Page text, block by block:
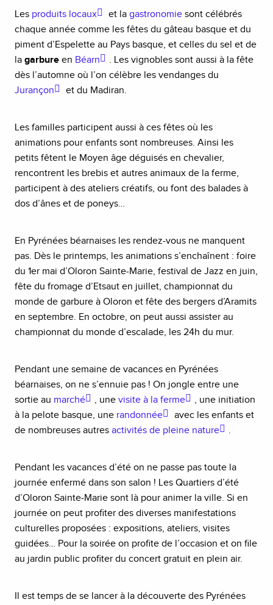
Les produits locaux et la gastronomie sont célébrés
chaque année comme les fêtes du gâteau basque et du
piment d’Espelette au Pays basque, et celles du sel et de
la garbure en Béarn
. Les vignobles sont aussi à la fête
dès l’automne où l’on célèbre les vendanges du
Jurançon
et du Madiran.
Les familles participent aussi à ces fêtes où les
animations pour enfants sont nombreuses. Ainsi les
petits fêtent le Moyen âge déguisés en chevalier,
rencontrent les brebis et autres animaux de la ferme,
participent à des ateliers créatifs, ou font des balades à
dos d’ânes et de poneys…
En Pyrénées béarnaises les rendez-vous ne manquent
pas. Dès le printemps, les animations s’enchaînent : foire
du 1er mai d’Oloron Sainte-Marie, festival de Jazz en juin,
fête du fromage d’Etsaut en juillet, championnat du
monde de garbure à Oloron et fête des bergers d’Aramits
en septembre. En octobre, on peut aussi assister au
championnat du monde d’escalade, les 24h du mur.
Pendant une semaine de vacances en Pyrénées
béarnaises, on ne s’ennuie pas ! On jongle entre une
sortie au marché , une visite à la ferme
, une initiation
à la pelote basque, une randonnée
avec les enfants et
de nombreuses autres activités de pleine nature .
Pendant les vacances d’été on ne passe pas toute la
journée enfermé dans son salon ! Les Quartiers d’été
d’Oloron Sainte-Marie sont là pour animer la ville. Si en
journée on peut profiter des diverses manifestations
culturelles proposées : expositions, ateliers, visites
guidées… Pour la soirée on profite de l’occasion et on file
au jardin public profiter du concert gratuit en plein air.
Il est temps de se lancer à la découverte des Pyrénées